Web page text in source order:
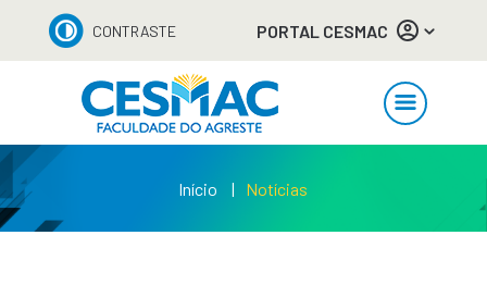
CONTRASTE PORTAL CESMAC
Início Notícias